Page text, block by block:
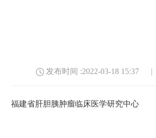
发布时间 :2022-03-18 15:37 |
福建省肝胆胰肿瘤临床医学研究中心